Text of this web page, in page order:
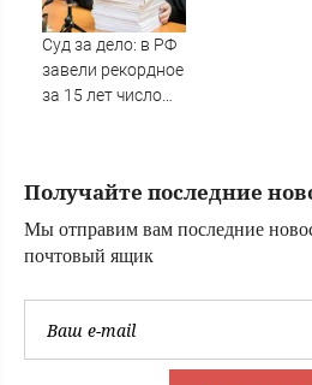
диспансеризации
Суд за дело: в РФ
завели рекордное
за 15 лет число
Получайте последние
Мы отправим вам последние
почтовый ящик